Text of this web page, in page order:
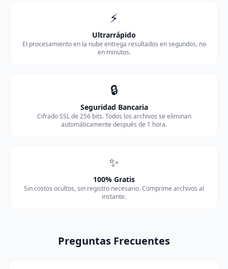
⚡
Ultrarrápido
El procesamiento en la nube entrega resultados en segundos, no
en minutos.
🔒
Seguridad Bancaria
Cifrado SSL de 256 bits. Todos los archivos se eliminan
automáticamente después de 1 hora.
✨
100% Gratis
Sin costos ocultos, sin registro necesario. Comprime archivos al
instante.
Preguntas Frecuentes